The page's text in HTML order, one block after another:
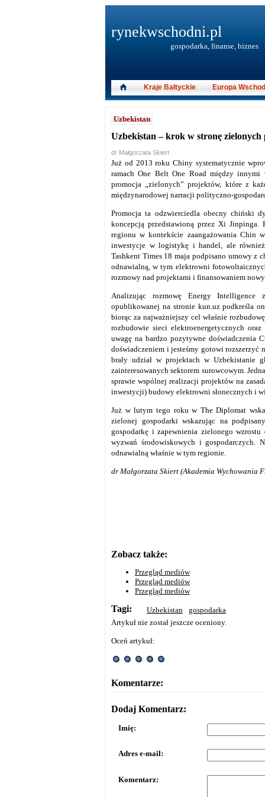
Uzbekistan
Uzbekistan – krok w stronę zielonych
dr Małgorzata Skiert
Już od 2013 roku Chiny systematycznie
ramach One Belt One Road między innymi
promocja „zielonych” projektów, które z
międzynarodowej narracji polityczno-
Promocja ta odzwierciedla obecny chiński
koncepcją przedstawioną przez Xi
regionu w kontekście zaangażowania
inwestycje w logistykę i handel, ale
Tashkent Times 18 maja podpisano umowy z
odnawialną, w tym elektrowni
rozmowy nad projektami i finansowaniem
Analizując rozmowę Energy Intelligence
opublikowanej na stronie kun.uz podkreśla
biorąc za najważniejszy cel właśnie
rozbudowie sieci elektroenergetycznych
uwagę na bardzo pozytywne doświadczenia
doświadczeniem i jesteśmy gotowi rozszerzyć
brały udział w projektach w Uzbekistanie
zainteresowanych sektorem surowcowym.
sprawie wspólnej realizacji projektów na
inwestycji) budowy elektrowni słonecznych i
Już w lutym tego roku w The Diplomat
zielonej gospodarki wskazując na
gospodarkę i zapewnienia zielonego
wyzwań środowiskowych i
odnawialną właśnie w tym regionie.
dr Małgorzata Skiert (Akademia Wychowania
Zobacz także:
Przegląd mediów
Przegląd mediów
Przegląd mediów
Tagi: Uzbekistan
gospodarka
Artykuł nie został jeszcze oceniony.
Oceń artykuł:
Komentarze:
Dodaj Komentarz:
Imię:
Adres e-mail:
Komentarz:
rynekwschodni.pl
gospodarka, finanse, biznes
Kraje Bałtyckie Europa